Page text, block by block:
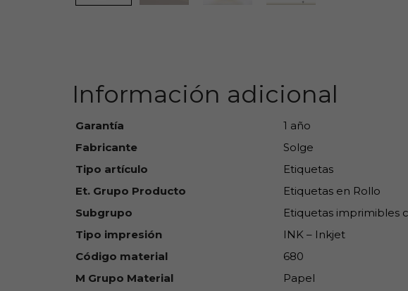
Información adicional
Garantía
1 año
Fabricante
Solge
Tipo artículo
Etiquetas
Et. Grupo Producto
Etiquetas en Rollo
Subgrupo
Etiquetas imprimibles
Tipo impresión
INK – Inkjet
Código material
680
M Grupo Material
Papel